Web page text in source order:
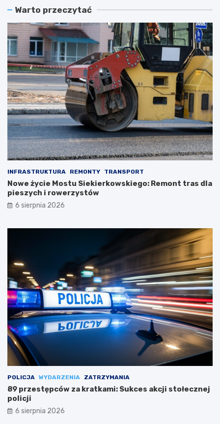
Warto przeczytać
INFRASTRUKTURA REMONTY TRANSPORT
Nowe życie Mostu Siekierkowskiego: Remont tras dla
pieszych i rowerzystów
6 sierpnia 2026
POLICJA WYDARZENIA ZATRZYMANIA
89 przestępców za kratkami: Sukces akcji stołecznej
policji
6 sierpnia 2026